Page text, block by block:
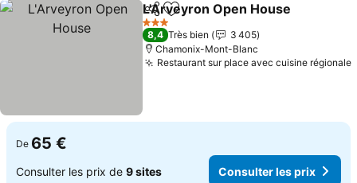
PartagerAjouter à mes favoris
L'Arveyron Open House
3 Étoiles
8,4 Très bien
3 405
Chamonix-Mont-Blanc
Restaurant sur place avec cuisine régionale
De 65 €
Consulter les prix de 9 sites Consulter les prix